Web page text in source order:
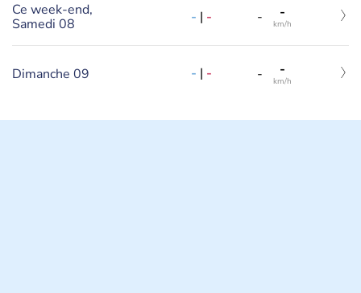
Ce week-end,
Samedi 08
- | - - -
km/h
Dimanche 09 - | - - -
km/h